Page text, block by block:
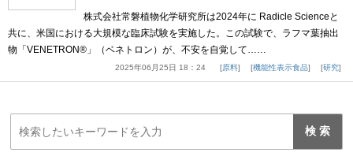
株式会社常磐植物化学研究所は2024年に Radicle Scienceと
共に、米国における大規模な臨床試験を実施した。この試験で、ラフマ葉抽出
物「VENETRON®」（ベネトロン）が、不安を自覚して……
2025年06月25日 18：24 原料 機能性表示食品 研究